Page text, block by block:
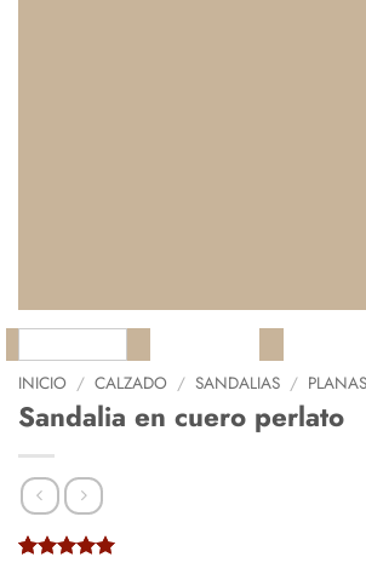
INICIO / CALZADO / SANDALIAS / PLANAS
Sandalia en cuero perlato